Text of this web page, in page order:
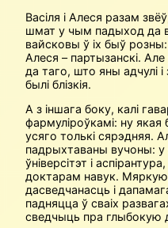
Васіля і Алеся разам
шмат у чым падыход да
вайсковы ў іх быў
Алеся – партызанскі.
да таго, што яны адчулі
былі блізкія.
А з іншага боку, калі
фармуліроўкамі: ну якая
усяго толькі сярэдняя.
падрыхтаваны вучоны: у
ўніверсітэт і
доктарам навук.
дасведчанасць і
падняцца ў сваіх
сведчыць пра глыбокую